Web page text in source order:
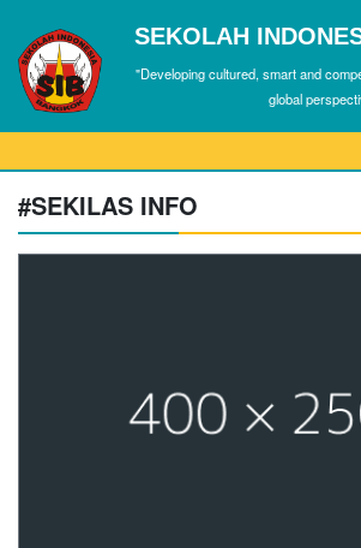
SEKOLAH
"Developing cultured, smart and
global
#SEKILAS INFO